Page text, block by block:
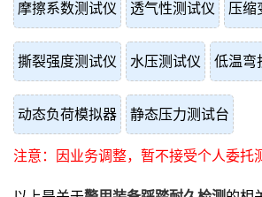
摩擦系数测试仪 透气性测试仪 压缩
撕裂强度测试仪 水压测试仪 低温弯
动态负荷模拟器 静态压力测试台
注意：因业务调整，暂不接受个人委托